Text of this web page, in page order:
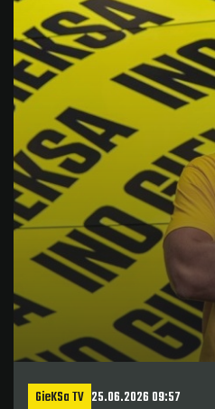
GieKSa TV 25.06.2026 09:57